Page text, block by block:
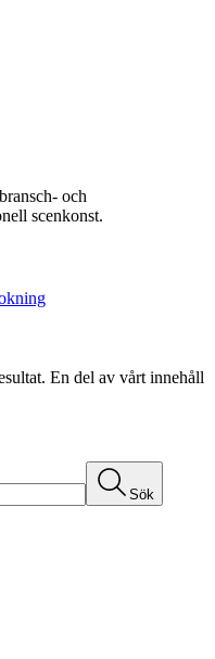
och
scenkonst.
En del av vårt innehåll
Sök